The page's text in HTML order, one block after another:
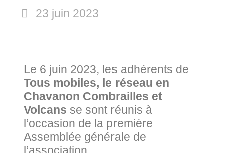
23 juin 2023
Le 6 juin 2023, les adhérents de
Tous mobiles, le réseau en
Chavanon Combrailles et
Volcans se sont réunis à
l’occasion de la première
Assemblée générale de